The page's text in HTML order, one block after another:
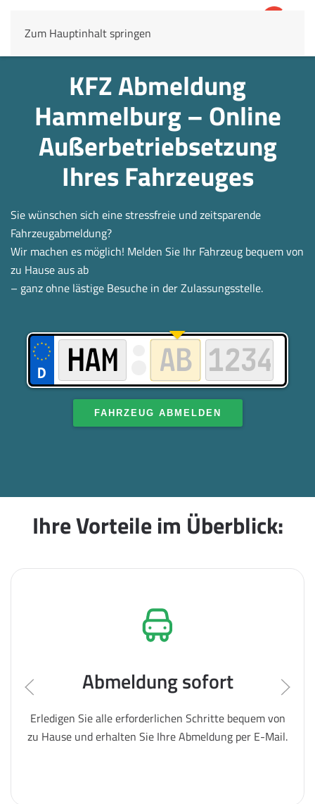
Zum Hauptinhalt springen
KFZ Abmeldung
Hammelburg – Online
Außerbetrieb­setzung
Ihres Fahrzeuges
Sie wünschen sich eine stressfreie und zeitsparende
Fahrzeugabmeldung?
Wir machen es möglich! Melden Sie Ihr Fahrzeug bequem von
zu Hause aus ab
– ganz ohne lästige Besuche in der Zulassungsstelle.
FAHRZEUG ABMELDEN
Ihre Vorteile im Überblick:
Abmeldung sofort
Erledigen Sie alle erforderlichen Schritte bequem von
zu Hause und erhalten Sie Ihre Abmeldung per E-Mail.